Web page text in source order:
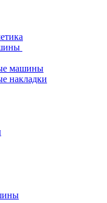
машины
накладки